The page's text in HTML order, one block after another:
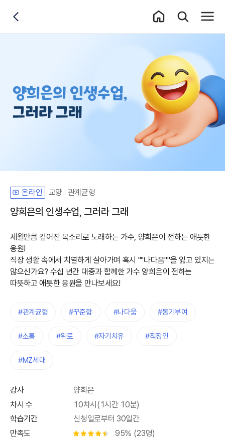
통합검색 레이
전체
뒤로가기
온라인 교양 관계균형
양희은의 인생수업, 그러라 그래
세월만큼 깊어진 목소리로 노래하는 가수, 양희은이 전하는 애틋한
응원!
직장 생활 속에서 치열하게 살아가며 혹시 ""나다움""을 잃고 있지는
않으신가요? 수십 년간 대중과 함께한 가수 양희은이 전하는
따뜻하고 애틋한 응원을 만나보세요!
#관계균형 #꾸준함 #나다움 #동기부여
#소통 #위로 #자기치유 #직장인
#MZ세대
강사
양희은
차시 수
10차시(1시간 10분)
학습기간
신청일로부터 30일간
만족도
별점 4.5개 95% (23명)